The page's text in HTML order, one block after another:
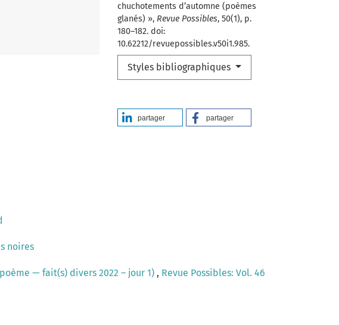
chuchotements d’automne (poèmes
glanés) », Revue Possibles, 50(1), p.
180–182. doi:
10.62212/revuepossibles.v50i1.985.
Styles bibliographiques
partager partager
noires
— fait(s) divers 2022 – jour 1) , Revue Possibles: Vol. 46